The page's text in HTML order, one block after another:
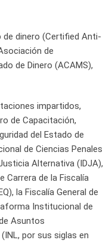
dinero (Certified Anti-
de
de Dinero (ACAMS),
impartidos,
de Capacitación,
del Estado de
de Ciencias Penales
Alternativa (IDJA),
Carrera de la Fiscalía
la Fiscalía General de
Institucional de
Asuntos
por sus siglas en